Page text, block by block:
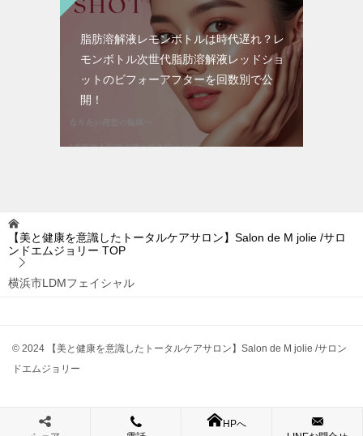
脂肪溶解液レモンボトルは時代遅れ？レ
モンボトル次世代脂肪溶解液レッドショ
ットのビフォーアフターを回数別で公
開！
【美と健康を意識したトータルケアサロン】Salon de M jolie /サロ
ンドエムジョリー TOP
横浜市LDMフェイシャル
© 2024 【美と健康を意識したトータルケアサロン】Salon de M jolie /サロン
ドエムジョリー
HPへ